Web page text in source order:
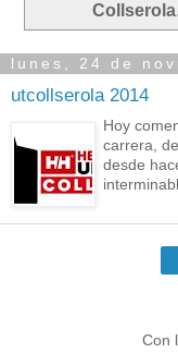
Collserola.
lunes, 24 de
utcollserola 2014
Hoy
carrera,
desde
Con